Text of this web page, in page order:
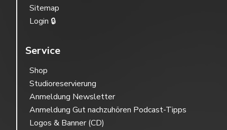
Sitemap
Login 🔒
Service
Shop
Studioreservierung
Anmeldung Newsletter
Anmeldung Gut nachzuhören Podcast-Tipps
Logos & Banner (CD)